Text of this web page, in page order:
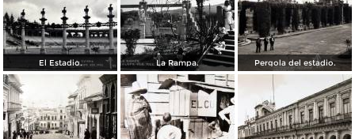
El Estadio. La Rampa. Pergola del estadio.